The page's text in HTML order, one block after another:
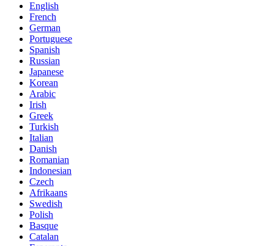
English
French
German
Portuguese
Spanish
Russian
Japanese
Korean
Arabic
Irish
Greek
Turkish
Italian
Danish
Romanian
Indonesian
Czech
Afrikaans
Swedish
Polish
Basque
Catalan